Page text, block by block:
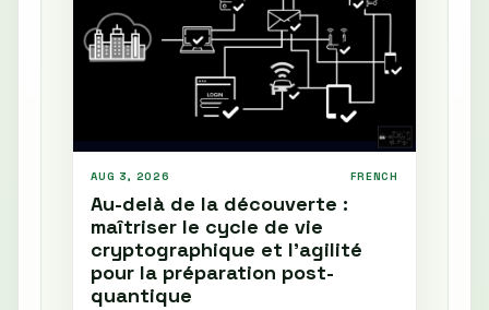
AUG 3, 2026 FRENCH
Au-delà de la découverte :
maîtriser le cycle de vie
cryptographique et l'agilité
pour la préparation post-
quantique